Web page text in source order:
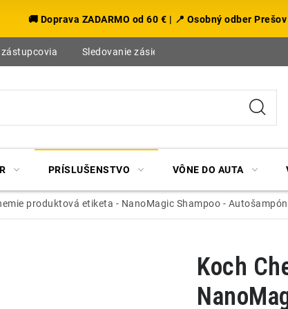
🚚 Doprava ZADARMO od 60 € | 📍 Osobný odber Prešov
Sledovanie zásielky
PRÍSLUŠENSTVO VÔNE DO AUTA
produktová etiketa - NanoMagic Shampoo -
Koch